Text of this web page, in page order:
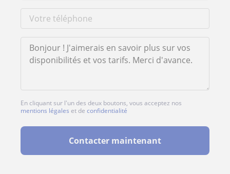
En cliquant sur l'un des deux boutons, vous acceptez nos
mentions légales et de confidentialité
Contacter maintenant